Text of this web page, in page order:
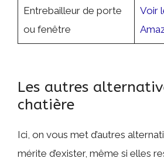
Entrebailleur de porte
ou fenêtre
Voir
Les autres
chatière
Ici, on vous met d’autres
mérite d’exister, même si elles